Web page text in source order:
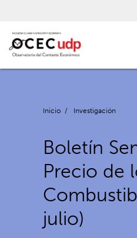
Inicio / Investigación
Boletín
Precio de
julio)